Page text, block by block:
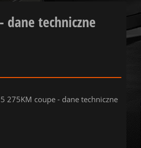
- dane techniczne
275KM coupe - dane techniczne